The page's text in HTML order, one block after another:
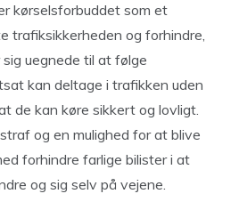
kørselsforbuddet som et
trafiksikkerheden og forhindre,
uegnede til at følge
kan deltage i trafikken uden
de kan køre sikkert og lovligt.
og en mulighed for at blive
forhindre farlige bilister i at
og sig selv på vejene.